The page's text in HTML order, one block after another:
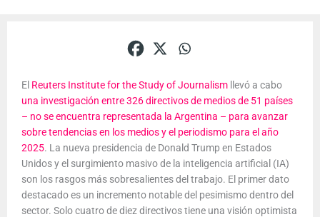
El Reuters Institute for the Study of Journalism llevó a cabo
una investigación entre 326 directivos de medios de 51 países
– no se encuentra representada la Argentina – para avanzar
sobre tendencias en los medios y el periodismo para el año
2025. La nueva presidencia de Donald Trump en Estados
Unidos y el surgimiento masivo de la inteligencia artificial (IA)
son los rasgos más sobresalientes del trabajo. El primer dato
destacado es un incremento notable del pesimismo dentro del
sector. Solo cuatro de diez directivos tiene una visión optimista